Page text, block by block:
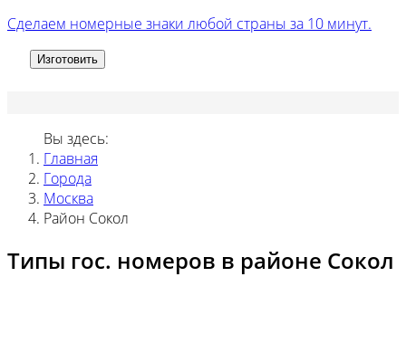
Сделаем номерные знаки любой страны за 10 минут.
Изготовить
Вы здесь:
Главная
Города
Москва
Район Сокол
Типы гос. номеров в районе Сокол